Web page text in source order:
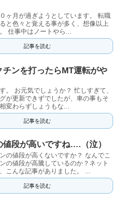
ヶ月が過ぎようとしています。 転職
と色々と覚える事が多く、想像以上
仕事中はノートやら...
記事を読む
チンを打ったらMT運転がや
。 お元気でしょうか？ 忙しすぎて、
が更新できずでしたが、車の事もそ
変わらずしょうもな...
記事を読む
値段が高いですね….（泣）
の値段が高くないですか？ なんでこ
の値段が高騰しているのか？ネット
こんな記事がありました。 ...
記事を読む